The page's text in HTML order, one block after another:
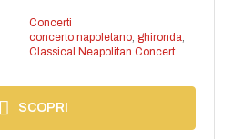
Concerti
concerto napoletano, ghironda
Classical Neapolitan Concert
SCOPRI